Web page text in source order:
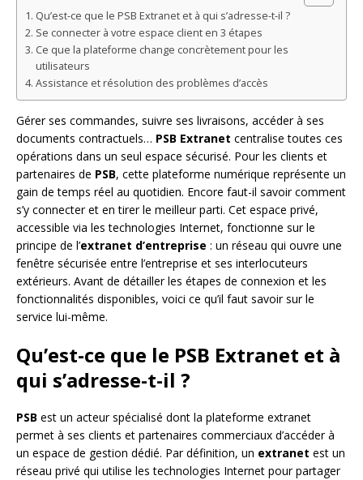
Qu’est-ce que le PSB Extranet et à qui s’adresse-t-il ?
Se connecter à votre espace client en 3 étapes
Ce que la plateforme change concrètement pour les
utilisateurs
Assistance et résolution des problèmes d’accès
Gérer ses commandes, suivre ses livraisons, accéder à ses
documents contractuels… PSB Extranet centralise toutes ces
opérations dans un seul espace sécurisé. Pour les clients et
partenaires de PSB, cette plateforme numérique représente un
gain de temps réel au quotidien. Encore faut-il savoir comment
s’y connecter et en tirer le meilleur parti. Cet espace privé,
accessible via les technologies Internet, fonctionne sur le
principe de l’extranet d’entreprise : un réseau qui ouvre une
fenêtre sécurisée entre l’entreprise et ses interlocuteurs
extérieurs. Avant de détailler les étapes de connexion et les
fonctionnalités disponibles, voici ce qu’il faut savoir sur le
service lui-même.
Qu’est-ce que le PSB Extranet et à
qui s’adresse-t-il ?
PSB est un acteur spécialisé dont la plateforme extranet
permet à ses clients et partenaires commerciaux d’accéder à
un espace de gestion dédié. Par définition, un extranet est un
réseau privé qui utilise les technologies Internet pour partager